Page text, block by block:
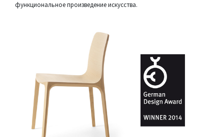
функциональное произведение искусства.